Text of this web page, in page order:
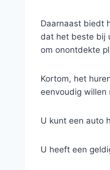
Daarnaast biedt
dat het beste bij
om onontdekte
Kortom, het
eenvoudig willen
U kunt een auto
U heeft een